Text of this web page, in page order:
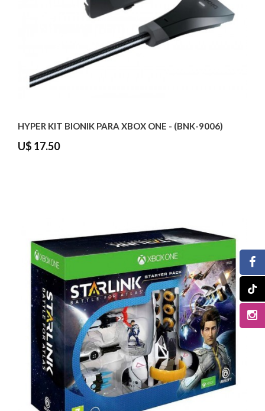
HYPER KIT BIONIK PARA XBOX ONE - (BNK-9006)
U$ 17.50